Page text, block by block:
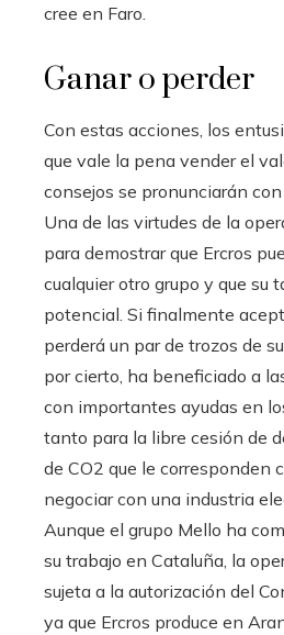
cree en Faro.
Ganar o perder
Con estas acciones, los
que vale la pena vender el
consejos se pronunciarán
Una de las virtudes de la
para demostrar que Ercros
cualquier otro grupo y que su
potencial. Si finalmente
perderá un par de trozos de
por cierto, ha beneficiado a
con importantes ayudas en
tanto para la libre cesión de
de CO2 que le corresponden
negociar con una industria
Aunque el grupo Mello ha
su trabajo en Cataluña, la
sujeta a la autorización del
ya que Ercros produce en